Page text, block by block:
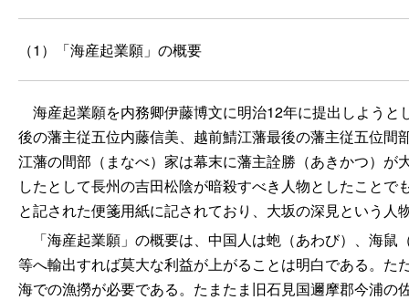
（1）「海産起業願」の概要
海産起業願を内務卿伊藤博文に明治12年に提出しよう
後の藩主従五位内藤信美、越前鯖江藩最後の藩主従五位
江藩の間部（まなべ）家は幕末に藩主詮勝（あきかつ）
したとして長州の吉田松陰が暗殺すべき人物としたこと
と記された便箋用紙に記されており、大坂の深見という
「海産起業願」の概要は、中国人は蚫（あわび）、海鼠
等へ輸出すれば莫大な利益が上がることは明白である。
海での漁撈が必要である。たまたま旧石見国邇摩郡今浦